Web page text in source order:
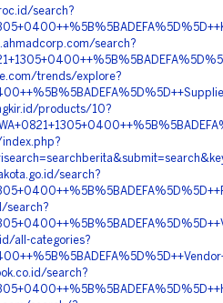
search?
search?
trends/explore?
products/10?
search?
search?
all-categories?
search?